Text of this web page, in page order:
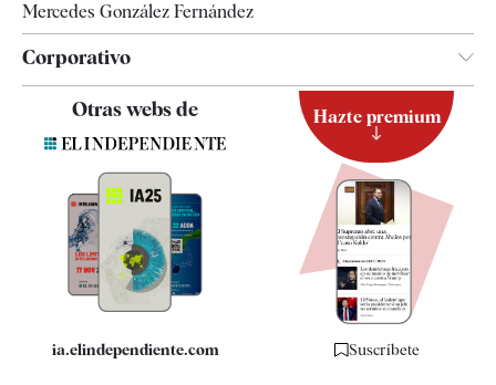
Mercedes González Fernández
Corporativo
Contacto
Quiénes somos
Especificaciones
Otras webs de
ia.elindependiente.com
Hazte premium
Suscríbete